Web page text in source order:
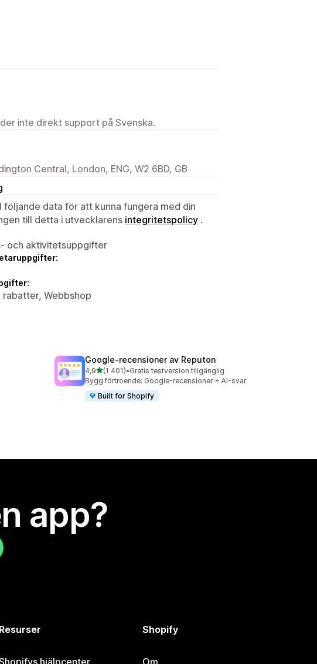
inte direkt support på Svenska.
Central, London, ENG, W2 6BD, GB
data för att kunna fungera med din
till detta i utvecklarens integritetspolicy .
och aktivitetsuppgifter
Webbshop
Google‑recensioner av Reputon
4,9av 5 stjärnor
(1 401)
1401 recensioner totalt
•Gratis testversion tillgänglig
Bygg förtroende: Google-recensioner + AI-svar
Built for Shopify
app?
Resurser
hjälpcenter
Shopify
Om